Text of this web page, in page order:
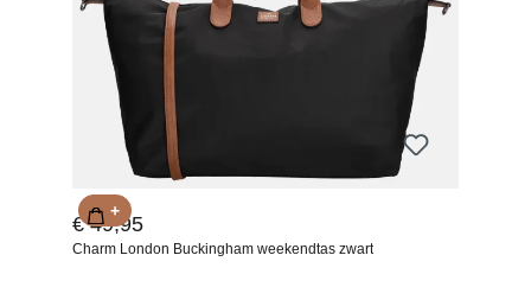
€ 49,95
Charm London Buckingham weekendtas zwart
+